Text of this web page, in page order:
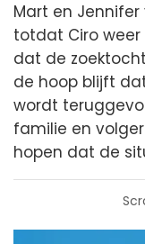
Mart en
totdat Ciro weer
dat de
de hoop blijft
wordt
familie en
hopen dat de